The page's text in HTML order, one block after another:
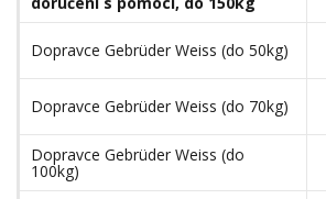
Dopravce Gebrüder Weiss (do 50kg)
Dopravce Gebrüder Weiss (do 70kg)
Dopravce Gebrüder Weiss (do
100kg)